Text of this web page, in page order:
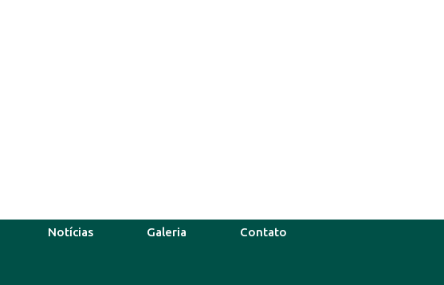
Notícias Galeria Contato